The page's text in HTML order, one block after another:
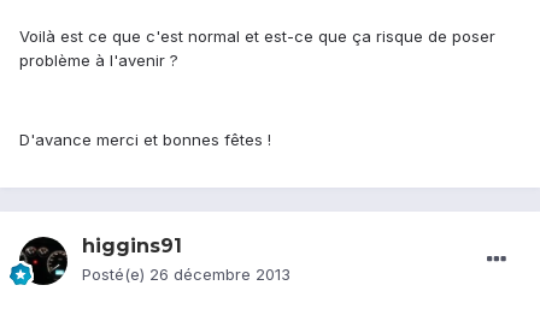
Voilà est ce que c'est normal et est-ce que ça risque de poser
problème à l'avenir ?
D'avance merci et bonnes fêtes !
higgins91
Posté(e) 26 décembre 2013